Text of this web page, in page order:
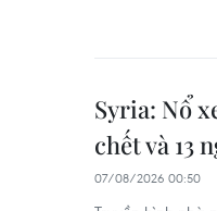
Syria: Nổ
chết và 13
07/08/2026 00:50